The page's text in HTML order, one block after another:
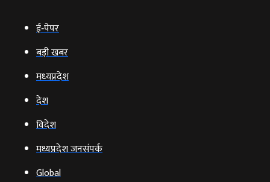
ई‑पेपर
बड़ी खबर
मध्‍यप्रदेश
देश
विदेश
मध्यप्रदेश जनसंपर्क
Global